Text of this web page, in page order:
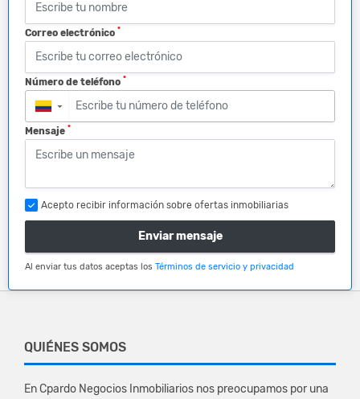
Correo electrónico *
Número de teléfono *
▼
Mensaje *
Acepto recibir información sobre ofertas inmobiliarias
Enviar mensaje
Al enviar tus datos aceptas los Términos de servicio y privacidad
QUIÉNES SOMOS
En Cpardo Negocios Inmobiliarios nos preocupamos por una